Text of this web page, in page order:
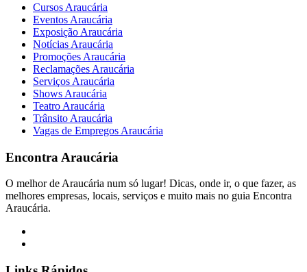
Cursos Araucária
Eventos Araucária
Exposição Araucária
Notícias Araucária
Promoções Araucária
Reclamações Araucária
Serviços Araucária
Shows Araucária
Teatro Araucária
Trânsito Araucária
Vagas de Empregos Araucária
Encontra Araucária
O melhor de Araucária num só lugar! Dicas, onde ir, o que fazer, as
melhores empresas, locais, serviços e muito mais no guia Encontra
Araucária.